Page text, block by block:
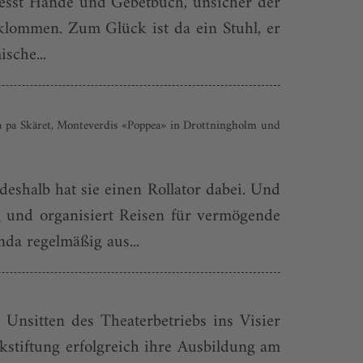
Zum Glück ist da ein Stuhl, er
Skäret, Monteverdis «Poppea» in Drottningholm und
hat sie einen Rollator dabei. Und
organisiert Reisen für vermögende
regelmäßig aus...
des Theaterbetriebs ins Visier
erfolgreich ihre Ausbildung am